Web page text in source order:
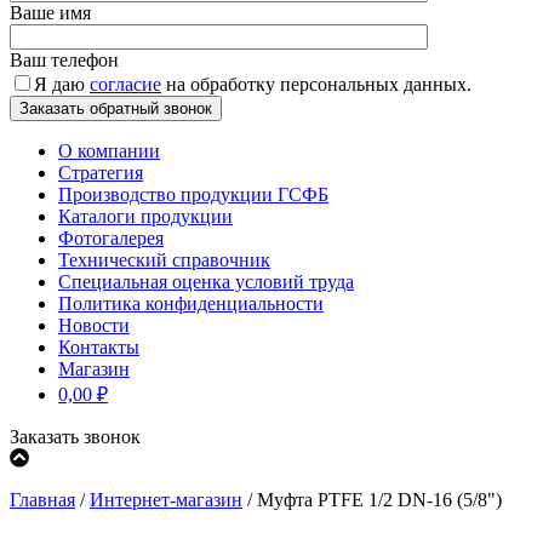
Ваше имя
Ваш телефон
Я даю согласие на обработку персональных данных.
О компании
Стратегия
Производство продукции ГСФБ
Каталоги продукции
Фотогалерея
Технический справочник
Специальная оценка условий труда
Политика конфиденциальности
Новости
Контакты
Магазин
0,00 ₽
Заказать звонок
Главная /Интернет-магазин /Муфта PTFE 1/2 DN-16 (5/8")